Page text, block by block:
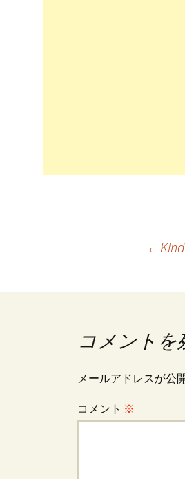
稿
←
コメントを
メールアドレスが公
コメント ※